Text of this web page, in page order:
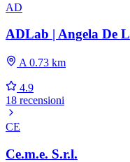
AD
ADLab | Angela De
A 0.73 km
4.9
18 recensioni
CE
Ce.m.e. S.r.l.